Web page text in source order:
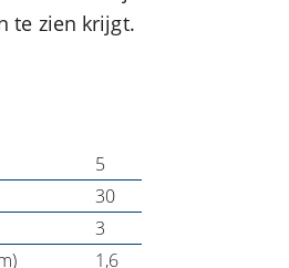
te zien krijgt.
5
30
3
1,6